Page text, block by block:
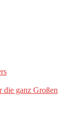
ganz Großen